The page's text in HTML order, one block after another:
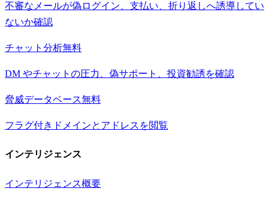
不審なメールが偽ログイン、支払い、折り返しへ誘導してい
ないか確認
チャット分析無料
DM やチャットの圧力、偽サポート、投資勧誘を確認
脅威データベース無料
フラグ付きドメインとアドレスを閲覧
インテリジェンス
インテリジェンス概要